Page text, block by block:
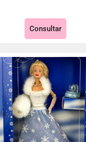
Consultar